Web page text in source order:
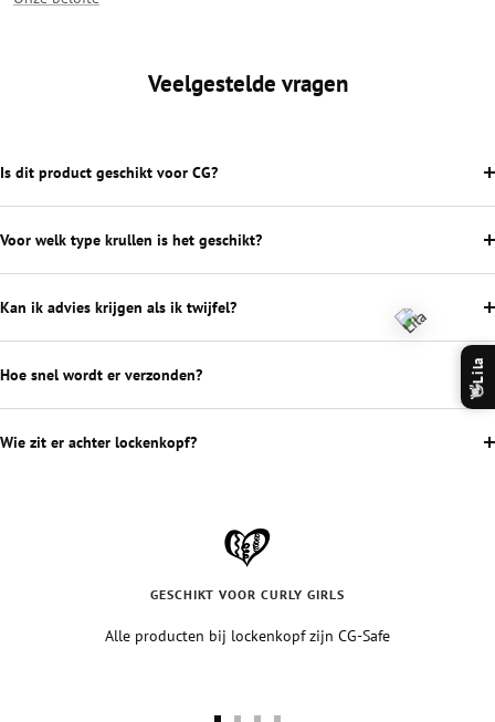
Veelgestelde vragen
Is dit product geschikt voor CG?
Voor welk type krullen is het geschikt?
Kan ik advies krijgen als ik twijfel?
Hoe snel wordt er verzonden?
Wie zit er achter lockenkopf?
GESCHIKT VOOR CURLY GIRLS
Alle producten bij lockenkopf zijn CG-Safe
👋
Lila